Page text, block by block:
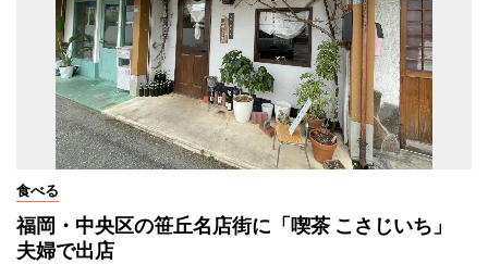
食べる
福岡・中央区の笹丘名店街に「喫茶 こさじいち」
夫婦で出店